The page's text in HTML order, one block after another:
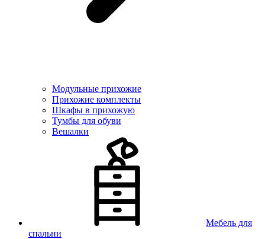
Модульные прихожие
Прихожие комплекты
Шкафы в прихожую
Тумбы для обуви
Вешалки
Мебель для
спальни